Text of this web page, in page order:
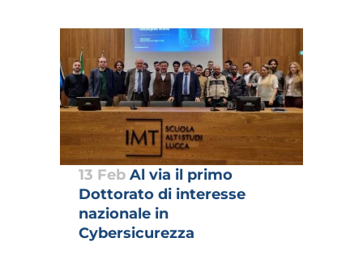
13 Feb Al via il primo
Dottorato di interesse
nazionale in
Cybersicurezza